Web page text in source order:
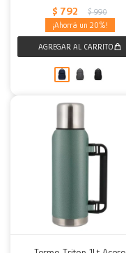
$ 792 $ 990
20